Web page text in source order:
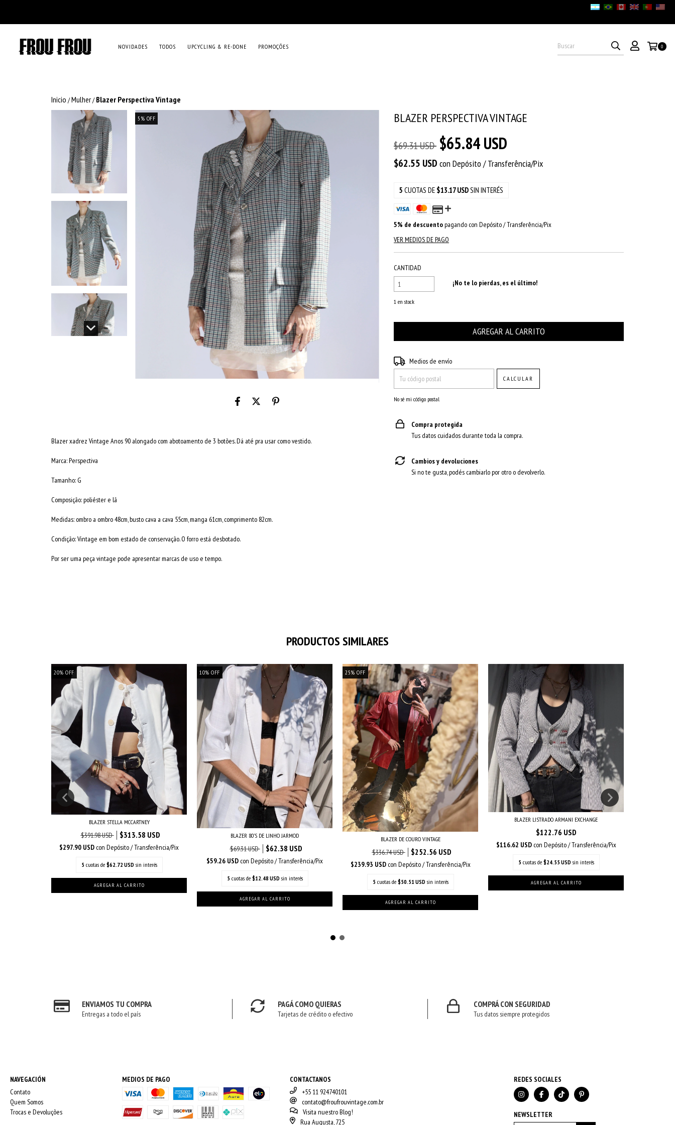
NOVIDADES TODOS UPCYCLING & RE-DONE PROMOÇÕES 0
Inicio /Mulher/ Blazer Perspectiva Vintage
5 % OFF
Blazer xadrez Vintage Anos 90 alongado com abotoamento de 3 botões. Dá até pra usar como vestido.
Marca: Perspectiva
Tamanho: G
Composição: poliéster e lã
Medidas: ombro a ombro 48cm, busto cava a cava 55cm, manga 61cm, comprimento 82cm.
Condição: Vintage em bom estado de conservação. O forro está desbotado.
Por ser uma peça vintage pode apresentar marcas de uso e tempo.
BLAZER PERSPECTIVA VINTAGE
$69.31 USD $65.84 USD
$62.55 USDcon Depósito / Transferência/Pix
5 CUOTAS DE $13.17 USDSIN INTERÉS
5% de descuentopagando con Depósito / Transferência/Pix
VER MEDIOS DE PAGO
CANTIDAD
1 en stock
¡No te lo pierdas, es el último!
Entregas para el CP:
Medios de envío
CALCULAR
No sé mi código postal
Compra protegida
Tus datos cuidados durante toda la compra.
Cambios y devoluciones
Si no te gusta, podés cambiarlo por otro o devolverlo.
PRODUCTOS SIMILARES
20% OFF
BLAZER STELLA MCCARTNEY
$391.98 USD $313.58 USD
$297.90 USD con Depósito / Transferência/Pix
5 cuotas de $62.72 USD sin interés
10% OFF
BLAZER 80’S DE LINHO JARMOD
$69.31 USD $62.38 USD
$59.26 USD con Depósito / Transferência/Pix
5 cuotas de $12.48 USD sin interés
25% OFF
BLAZER DE COURO VINTAGE
$336.74 USD $252.56 USD
$239.93 USD con Depósito / Transferência/Pix
5 cuotas de $50.51 USD sin interés
BLAZER LISTRADO ARMANI EXCHANGE
$122.76 USD
$116.62 USD con Depósito / Transferência/Pix
5 cuotas de $24.55 USD sin interés
ENVIAMOS TU COMPRA
Entregas a todo el país
PAGÁ COMO QUIERAS
Tarjetas de crédito o efectivo
COMPRÁ CON SEGURIDAD
Tus datos siempre protegidos
NAVEGACIÓN
Contato
Quem Somos
Trocas e Devoluções
MEDIOS DE PAGO
CONTACTANOS
+55 11 924740101
contato@froufrouvintage.com.br
Visita nuestro Blog!
Rua Augusta, 725
REDES SOCIALES
NEWSLETTER